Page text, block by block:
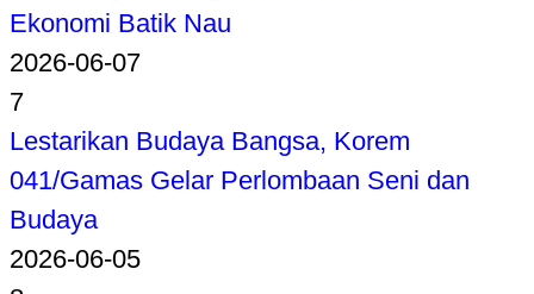
Ekonomi Batik Nau
2026-06-07
7
Lestarikan Budaya Bangsa, Korem
041/Gamas Gelar Perlombaan Seni dan
Budaya
2026-06-05